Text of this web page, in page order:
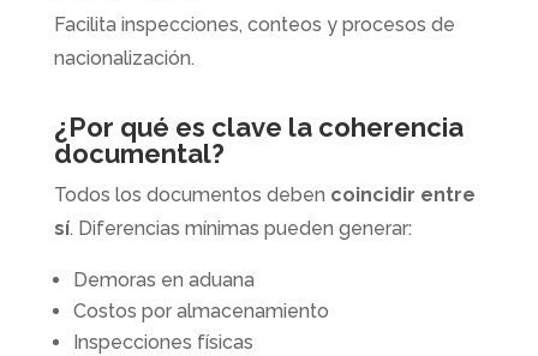
Facilita inspecciones, conteos y procesos de
nacionalización.
¿Por qué es clave la coherencia
documental?
Todos los documentos deben coincidir entre
sí. Diferencias mínimas pueden generar:
Demoras en aduana
Costos por almacenamiento
Inspecciones físicas